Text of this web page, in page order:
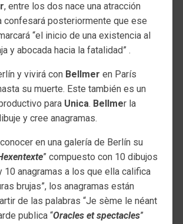
, entre los dos nace una atracción
confesará posteriormente que ese
“el inicio de una existencia al
y abocada hacia la fatalidad” .
y vivirá con Bellmer en París
su muerte. Este también es un
para Unica. Bellmer la
y cree anagramas.
en una galería de Berlín su
” compuesto con 10 dibujos
10 anagramas a los que ella califica
brujas”, los anagramas están
de las palabras “Je sème le néant
publica “Oracles et spectacles”